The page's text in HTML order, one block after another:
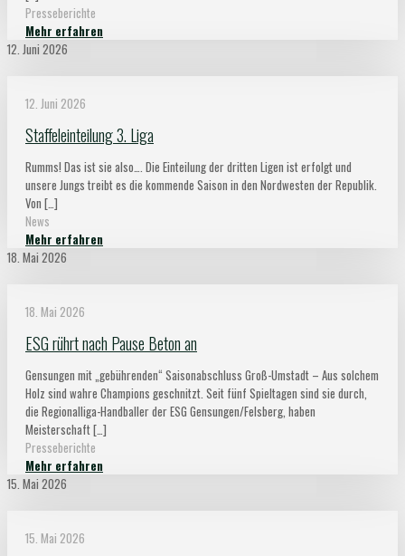
Presseberichte
Mehr erfahren
12. Juni 2026
12. Juni 2026
Staffeleinteilung 3. Liga
Rumms! Das ist sie also…. Die Einteilung der dritten Ligen ist erfolgt und
unsere Jungs treibt es die kommende Saison in den Nordwesten der Republik.
Von […]
News
Mehr erfahren
18. Mai 2026
18. Mai 2026
ESG rührt nach Pause Beton an
Gensungen mit „gebührenden“ Saisonabschluss Groß-Umstadt – Aus solchem
Holz sind wahre Champions geschnitzt. Seit fünf Spieltagen sind sie durch,
die Regionalliga-Handballer der ESG Gensungen/Felsberg, haben
Meisterschaft[…]
Presseberichte
Mehr erfahren
15. Mai 2026
15. Mai 2026